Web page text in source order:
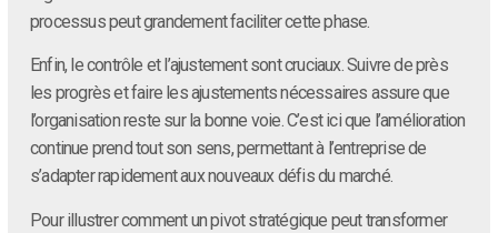
processus peut grandement faciliter cette phase.
Enfin, le contrôle et l’ajustement sont cruciaux. Suivre de près
les progrès et faire les ajustements nécessaires assure que
l’organisation reste sur la bonne voie. C’est ici que l’amélioration
continue prend tout son sens, permettant à l’entreprise de
s’adapter rapidement aux nouveaux défis du marché.
Pour illustrer comment un pivot stratégique peut transformer